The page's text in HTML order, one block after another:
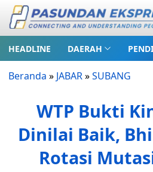
HEADLINE DAERAH
Beranda » JABAR»SUBANG
WTP Bukti
Dinilai Baik,
Rotasi